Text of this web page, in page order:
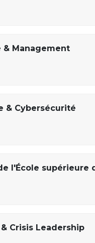
& Management
& Cybersécurité
l'École supérieure
Crisis Leadership